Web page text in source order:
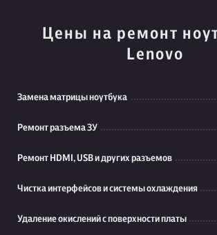
Цены на ремонт
Lenovo
Замена матрицы ноутбука
Ремонт разъема ЗУ
Ремонт HDMI, USB и других разъемов
Чистка интерфейсов и системы охлаждения
Удаление окислений с поверхности платы